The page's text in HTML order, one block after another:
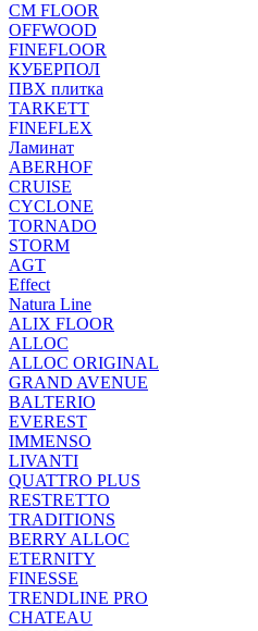
CM FLOOR
OFFWOOD
FINEFLOOR
КУБЕРПОЛ
ПВХ плитка
TARKETT
FINEFLEX
Ламинат
ABERHOF
CRUISE
CYCLONE
TORNADO
STORM
AGT
Effect
Natura Line
ALIX FLOOR
ALLOC
ALLOC ORIGINAL
GRAND AVENUE
BALTERIO
EVEREST
IMMENSO
LIVANTI
QUATTRO PLUS
RESTRETTO
TRADITIONS
BERRY ALLOC
ETERNITY
FINESSE
TRENDLINE PRO
CHATEAU